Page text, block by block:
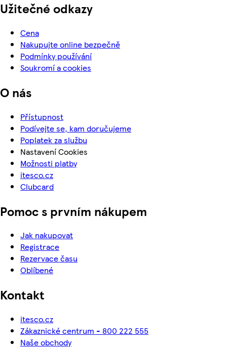
Užitečné odkazy
Cena
Nakupujte online bezpečně
Podmínky používání
Soukromí a cookies
O nás
Přístupnost
Podívejte se, kam doručujeme
Poplatek za službu
Nastavení Cookies
Možnosti platby
itesco.cz
Clubcard
Pomoc s prvním nákupem
Jak nakupovat
Registrace
Rezervace času
Oblíbené
Kontakt
itesco.cz
Zákaznické centrum - 800 222 555
Naše obchody